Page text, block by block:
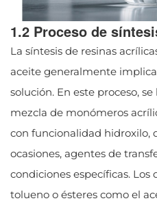
1.2 Proceso de
La síntesis de resinas
aceite generalmente
solución. En este proceso,
mezcla de monómeros
con funcionalidad hidroxilo,
ocasiones, agentes de
condiciones específicas. Los
tolueno o ésteres como el